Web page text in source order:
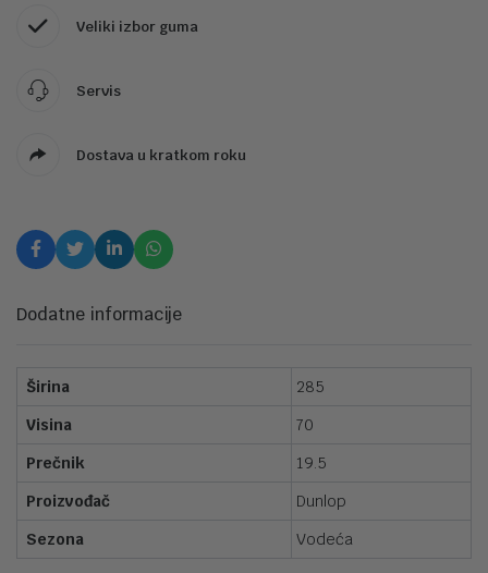
Veliki izbor guma
Servis
Dostava u kratkom roku
Dodatne informacije
Širina
285
Visina
70
Prečnik
19.5
Proizvođač
Dunlop
Sezona
Vodeća